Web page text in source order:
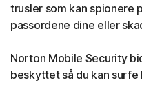
trusler som kan spionere
passordene dine eller
Norton Mobile Security
beskyttet så du kan